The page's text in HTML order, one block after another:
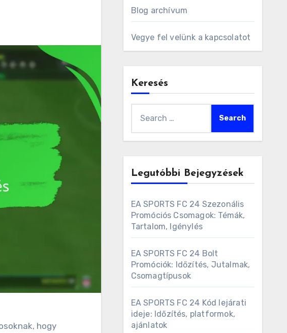
hogy
Blog archívum
Vegye fel velünk a kapcsolatot
Keresés
for:
Legutóbbi Bejegyzések
EA SPORTS FC 24 Szezonális
Promóciós Csomagok: Témák,
Tartalom, Igénylés
EA SPORTS FC 24 Bolt
Promóciók: Időzítés, Jutalmak,
Csomagtípusok
EA SPORTS FC 24 Kód lejárati
ideje: Időzítés, platformok,
ajánlatok